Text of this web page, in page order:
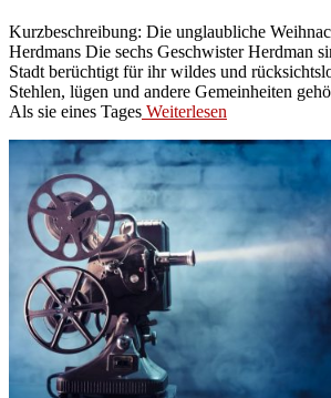
Kurzbeschreibung: Die unglaubliche
Herdmans Die sechs Geschwister Herdman
Stadt berüchtigt für ihr wildes und
Stehlen, lügen und andere Gemeinheiten
Als sie eines Tages Weiterlesen